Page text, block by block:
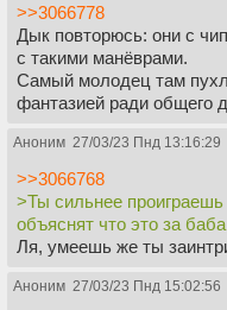
>>3066778
Дык повторюсь: они с
с такими манёврами.
Самый молодец там
фантазией ради общего
Аноним 27/03/23 Пнд 13:16:29
>>3066768
>Ты сильнее проиграешь
объяснят что это за баба
Ля, умеешь же ты
Аноним 27/03/23 Пнд 15:02:56